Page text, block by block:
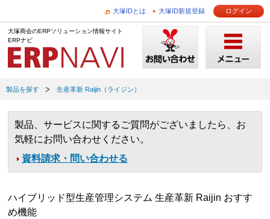
大塚IDとは 大塚ID新規登録 ログイン
大塚商会のERPソリューション情報サイト
ERPナビ
製品を探す 生産革新 Raijin（ライジン）
製品、サービスに関するご質問がございましたら、お
気軽にお問い合わせください。
資料請求・問い合わせる
ハイブリッド型生産管理システム 生産革新 Raijin おすす
め機能